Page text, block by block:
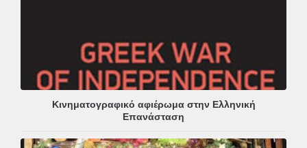
Κινηματογραφικό αφιέρωμα στην Ελληνική
Επανάσταση